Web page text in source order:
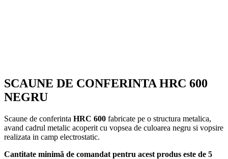
SCAUNE DE CONFERINTA HRC 600
NEGRU
Scaune de conferinta HRC 600 fabricate pe o structura metalica,
avand cadrul metalic acoperit cu vopsea de culoarea negru si vopsire
realizata in camp electrostatic.
Cantitate minimă de comandat pentru acest produs este de 5